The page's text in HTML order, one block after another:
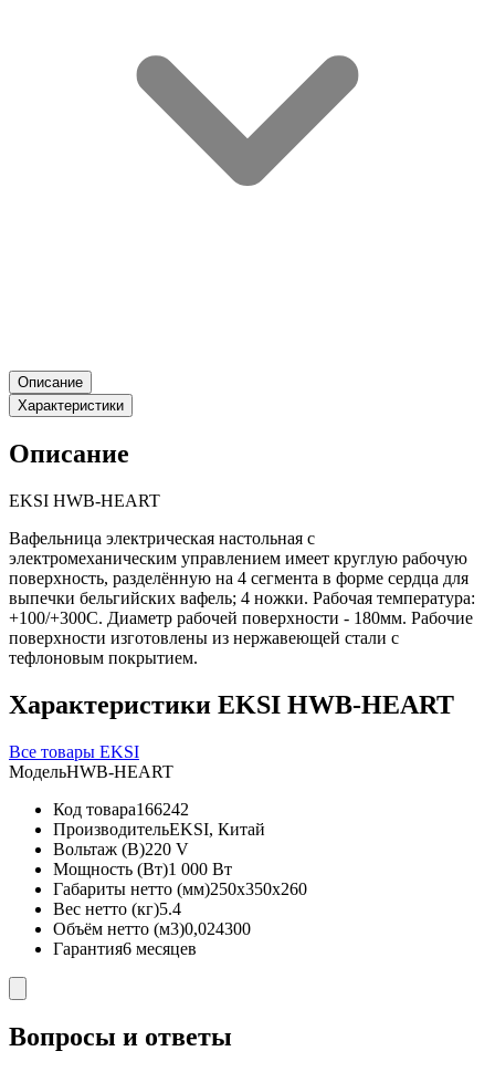
Описание
Характеристики
Описание
EKSI HWB-HEART
Вафельница электрическая настольная с
электромеханическим управлением имеет круглую рабочую
поверхность, разделённую на 4 сегмента в форме сердца для
выпечки бельгийских вафель; 4 ножки. Рабочая температура:
+100/+300С. Диаметр рабочей поверхности - 180мм. Рабочие
поверхности изготовлены из нержавеющей стали с
тефлоновым покрытием.
Характеристики EKSI HWB-HEART
Все товары EKSI
МодельHWB-HEART
Код товара166242
ПроизводительEKSI, Китай
Вольтаж (В)220 V
Мощность (Вт)1 000 Вт
Габариты нетто (мм)250x350x260
Вес нетто (кг)5.4
Объём нетто (м3)0,024300
Гарантия6 месяцев
Вопросы и ответы